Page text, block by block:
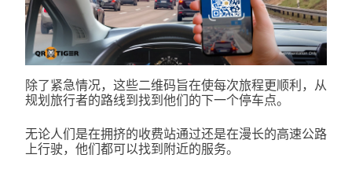
除了紧急情况，这些二维码旨在使每次旅程更顺利，从
规划旅行者的路线到找到他们的下一个停车点。
无论人们是在拥挤的收费站通过还是在漫长的高速公路
上行驶，他们都可以找到附近的服务。